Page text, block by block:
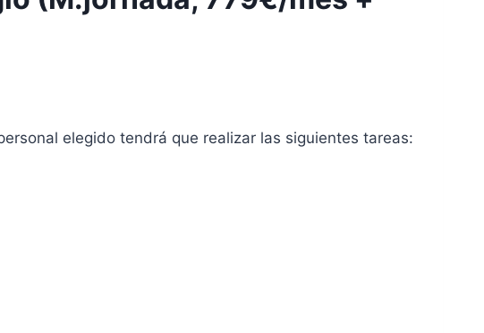
elegido tendrá que realizar las siguientes tareas: